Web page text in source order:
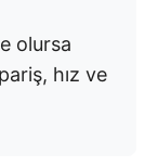
olursa
hız ve